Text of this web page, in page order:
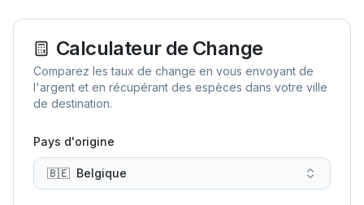
Calculateur de Change
Comparez les taux de change en vous envoyant de
l'argent et en récupérant des espèces dans votre ville
de destination.
Pays d'origine
🇧🇪 Belgique